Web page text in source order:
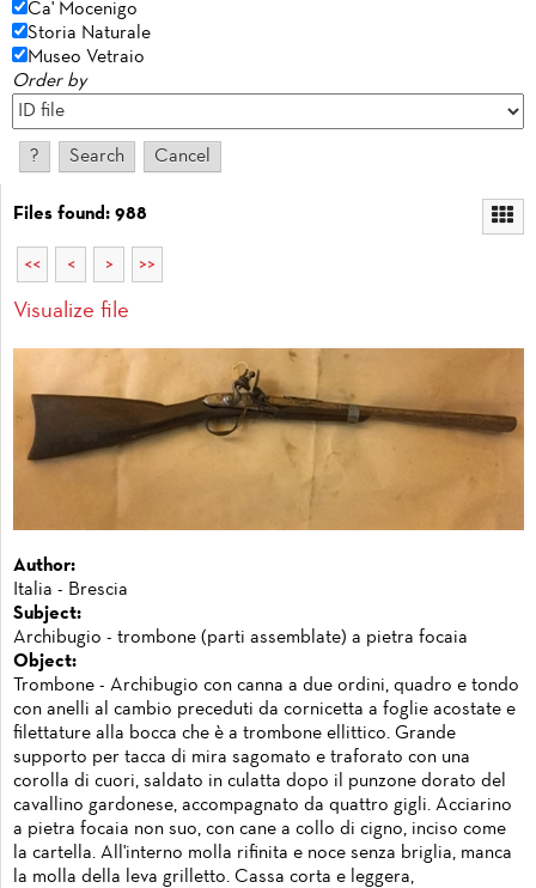
Ca' Mocenigo
Storia Naturale
Museo Vetraio
Order by
Files found: 988
<< < > >>
Visualize file
Author:
Italia - Brescia
Subject:
Archibugio - trombone (parti assemblate) a pietra focaia
Object:
Trombone - Archibugio con canna a due ordini, quadro e tondo
con anelli al cambio preceduti da cornicetta a foglie acostate e
filettature alla bocca che è a trombone ellittico. Grande
supporto per tacca di mira sagomato e traforato con una
corolla di cuori, saldato in culatta dopo il punzone dorato del
cavallino gardonese, accompagnato da quattro gigli. Acciarino
a pietra focaia non suo, con cane a collo di cigno, inciso come
la cartella. All'interno molla rifinita e noce senza briglia, manca
la molla della leva grilletto. Cassa corta e leggera,